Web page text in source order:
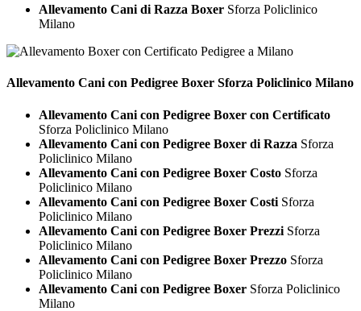
Allevamento Cani di Razza Boxer Sforza Policlinico
Milano
Allevamento Cani con Pedigree Boxer Sforza Policlinico Milano
Allevamento Cani con Pedigree Boxer con Certificato
Sforza Policlinico Milano
Allevamento Cani con Pedigree Boxer di Razza Sforza
Policlinico Milano
Allevamento Cani con Pedigree Boxer Costo Sforza
Policlinico Milano
Allevamento Cani con Pedigree Boxer Costi Sforza
Policlinico Milano
Allevamento Cani con Pedigree Boxer Prezzi Sforza
Policlinico Milano
Allevamento Cani con Pedigree Boxer Prezzo Sforza
Policlinico Milano
Allevamento Cani con Pedigree Boxer Sforza Policlinico
Milano